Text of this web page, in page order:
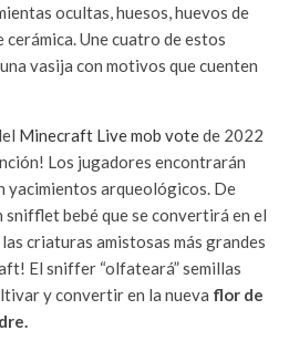
ocultas, huesos, huevos de
Une cuatro de estos
vasija con motivos que cuenten
Minecraft Live mob votede 2022
Los jugadores encontrarán
yacimientos arqueológicos. De
snifflet bebé que se convertirá en el
criaturas amistosas más grandes
El sniffer “olfateará” semillas
y convertir en la nueva flor de